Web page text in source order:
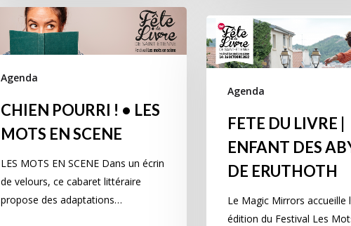
Agenda
CHIEN POURRI ! • LES
MOTS EN SCENE
LES MOTS EN SCENE Dans un écrin
de velours, ce cabaret littéraire
propose des adaptations…
Agenda
FETE DU LIVRE |
ENFANT DES
DE ERUTHOTH
Le Magic Mirrors accueille
édition du Festival Les